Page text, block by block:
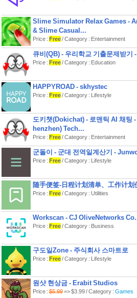
▶ 포인트전환,
환하여 해시박스
요.
- 받고싶은 상품
배로 배송받을 수
지금까지 이런
랜덤인가 혜자인
Slime Simulator Relax Games -
& Slime Casual...
Price : Free/ Category : Entertainment
큐비(QB) - 우리학교 기출문제받기
Price : Free/ Category : Education
HAPPYROAD - skhystec
Price : Free/ Category : Lifestyle
도키챗(Dokichat) - 로맨틱 AI 채팅
henzhen) Tech...
Price : Free/ Category : Entertainment
군돌이 - 군대 전역일계산기 -
Price : Free/ Category : Lifestyle
随手便签-日程计划清单、工作计划
Price : Free/ Category : Utilities
Workscan - CJ OliveNetworks
Price : Free/ Category : Business
구도일Zone - 주식회사 스마트로
Price : Free/ Category : Lifestyle
원샷 현상금 - Erabit Studios
Price :$5.99=> $3.99 / Category : Games